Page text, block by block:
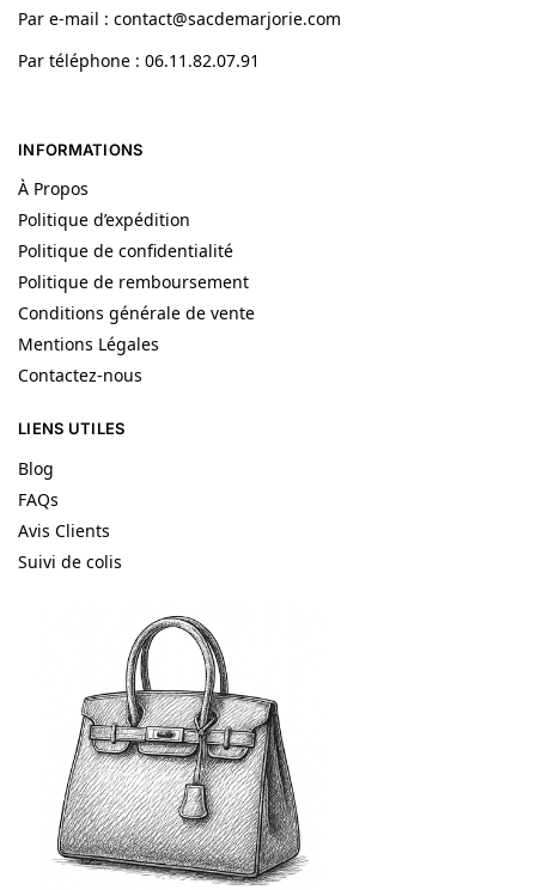
Par e-mail : contact@sacdemarjorie.com
Par téléphone : 06.11.82.07.91
INFORMATIONS
À Propos
Politique d’expédition
Politique de confidentialité
Politique de remboursement
Conditions générale de vente
Mentions Légales
Contactez-nous
LIENS UTILES
Blog
FAQs
Avis Clients
Suivi de colis